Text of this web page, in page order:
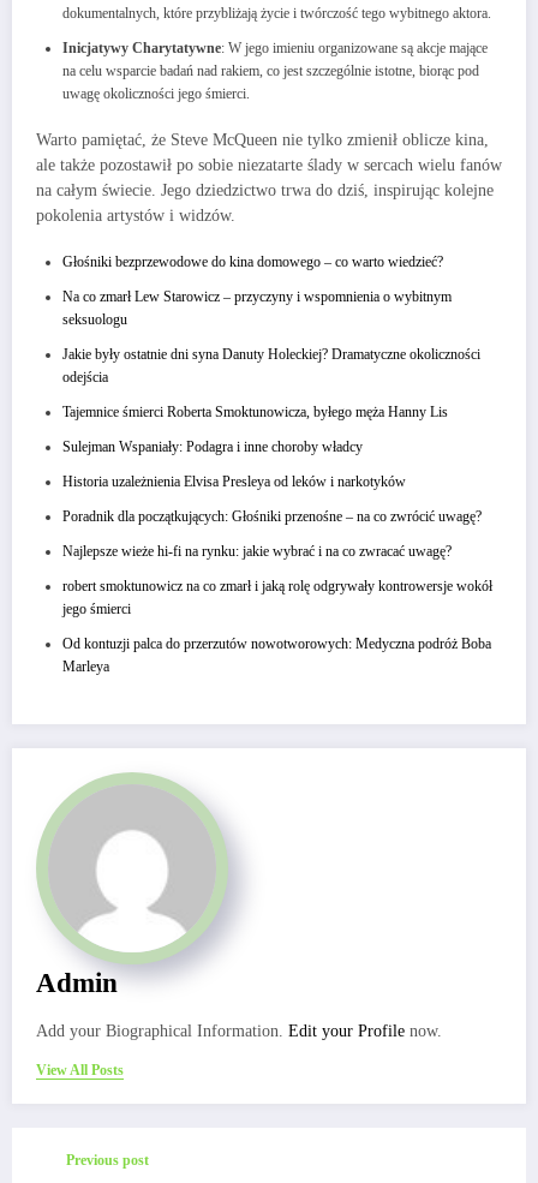
dokumentalnych, które przybliżają życie i twórczość tego wybitnego aktora.
Inicjatywy Charytatywne: W jego imieniu organizowane są akcje mające
na celu wsparcie badań nad rakiem, co jest szczególnie istotne, biorąc pod
uwagę okoliczności jego śmierci.
Warto pamiętać, że Steve McQueen nie tylko zmienił oblicze kina,
ale także pozostawił po sobie niezatarte ślady w sercach wielu fanów
na całym świecie. Jego dziedzictwo trwa do dziś, inspirując kolejne
pokolenia artystów i widzów.
Głośniki bezprzewodowe do kina domowego – co warto wiedzieć?
Na co zmarł Lew Starowicz – przyczyny i wspomnienia o wybitnym
seksuologu
Jakie były ostatnie dni syna Danuty Holeckiej? Dramatyczne okoliczności
odejścia
Tajemnice śmierci Roberta Smoktunowicza, byłego męża Hanny Lis
Sulejman Wspaniały: Podagra i inne choroby władcy
Historia uzależnienia Elvisa Presleya od leków i narkotyków
Poradnik dla początkujących: Głośniki przenośne – na co zwrócić uwagę?
Najlepsze wieże hi-fi na rynku: jakie wybrać i na co zwracać uwagę?
robert smoktunowicz na co zmarł i jaką rolę odgrywały kontrowersje wokół
jego śmierci
Od kontuzji palca do przerzutów nowotworowych: Medyczna podróż Boba
Marleya
Admin
Add your Biographical Information. Edit your Profile now.
View All Posts
Previous post